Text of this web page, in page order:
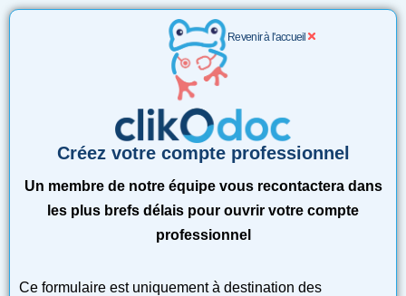
Revenir à l'accueil
Créez votre compte professionnel
Un membre de notre équipe vous recontactera dans
les plus brefs délais pour ouvrir votre compte
professionnel
Ce formulaire est uniquement à destination des